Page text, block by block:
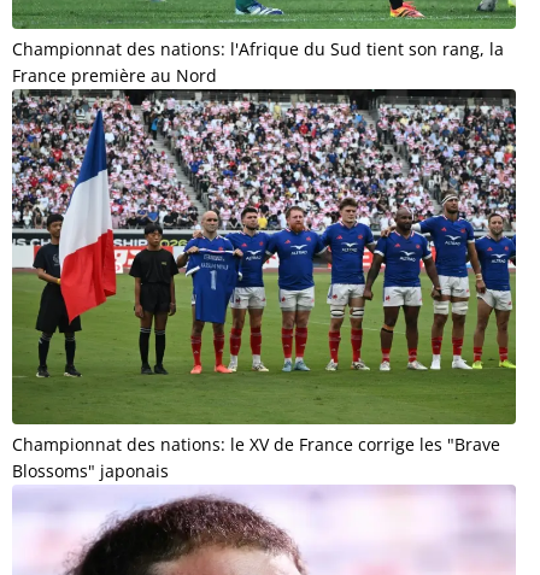
Championnat des nations: l'Afrique du Sud tient son rang, la
France première au Nord
Championnat des nations: le XV de France corrige les "Brave
Blossoms" japonais